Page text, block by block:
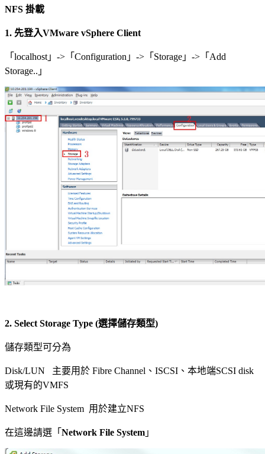
NFS 掛載
1. 先登入VMware vSphere Client
「localhost」->「Configuration」->「Storage」->「Add
Storage..」
2. Select Storage Type (選擇儲存類型)
儲存類型可分為
Disk/LUN 主要用於 Fibre Channel、ISCSI、本地端SCSI disk
或現有的VMFS
Network File System 用於建立NFS
在這邊請選「 Network File System 」